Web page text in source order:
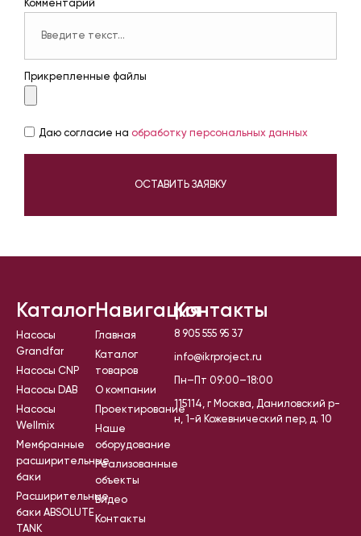
Комментарий
Прикрепленные файлы
Даю согласие на обработку персональных данных
ОСТАВИТЬ ЗАЯВКУ
Каталог
Насосы
Grandfar
Насосы CNP
Насосы DAB
Насосы
Wellmix
Мембранные
расширительные
баки
Расширительные
баки ABSOLUTE
TANK
Навигация
Главная
Каталог
товаров
О компании
Проектирование
Наше
оборудование
Реализованные
объекты
Видео
Контакты
Контакты
8 905 555 95 37
info@ikrproject.ru
Пн–Пт 09:00–18:00
115114, г Москва, Даниловский р-
н, 1-й Кожевнический пер, д. 10